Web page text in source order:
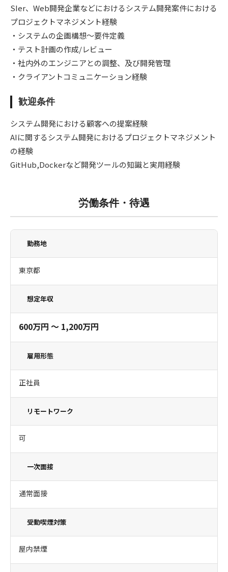
SIer、Web開発企業などにおけるシステム開発案件における
プロジェクトマネジメント経験
・システムの企画構想～要件定義
・テスト計画の作成/レビュー
・社内外のエンジニアとの調整、及び開発管理
・クライアントコミュニケーション経験
歓迎条件
システム開発における顧客への提案経験
AIに関するシステム開発におけるプロジェクトマネジメント
の経験
GitHub,Dockerなど開発ツールの知識と実用経験
労働条件・待遇
勤務地
東京都
想定年収
600万円 〜 1,200万円
雇用形態
正社員
リモートワーク
可
一次面接
通常面接
受動喫煙対策
屋内禁煙